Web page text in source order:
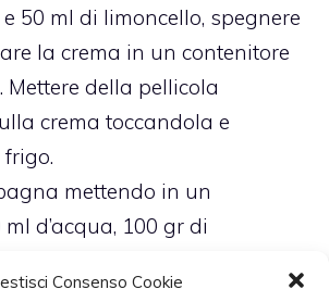
Consenso Cookie
50 ml di limoncello, spegnere
la crema in un contenitore
Mettere della pellicola
crema toccandola e
mettendo in un
d’acqua, 100 gr di
Raffreddarla in frigo ed